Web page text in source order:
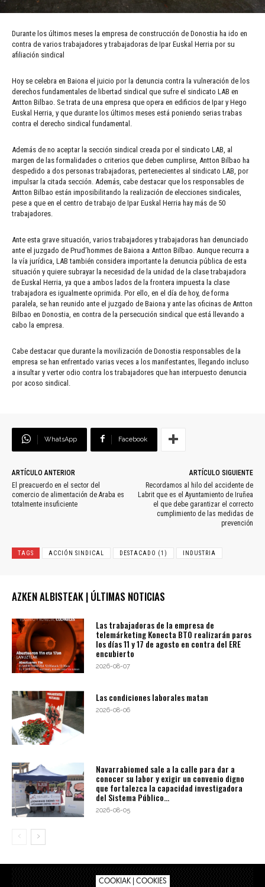
Durante los últimos meses la empresa de construcción de Donostia ha ido en
contra de varios trabajadores y trabajadoras de Ipar Euskal Herria por su
afiliación sindical
Hoy se celebra en Baiona el juicio por la denuncia contra la vulneración de los
derechos fundamentales de libertad sindical que sufre el sindicato LAB en
Antton Bilbao. Se trata de una empresa que opera en edificios de Ipar y Hego
Euskal Herria, y que durante los últimos meses está poniendo serias trabas
contra el derecho sindical fundamental.
Además de no aceptar la sección sindical creada por el sindicato LAB, al
margen de las formalidades o criterios que deben cumplirse, Antton Bilbao ha
despedido a dos personas trabajadoras, pertenecientes al sindicato LAB, por
impulsar la citada sección. Además, cabe destacar que los responsables de
Antton Bilbao están imposibilitando la realización de elecciones sindicales,
pese a que en el centro de trabajo de Ipar Euskal Herria hay más de 50
trabajadores.
Ante esta grave situación, varios trabajadores y trabajadoras han denunciado
ante el juzgado de Prud’hommes de Baiona a Antton Bilbao. Aunque recurra a
la vía jurídica, LAB también considera importante la denuncia pública de esta
situación y quiere subrayar la necesidad de la unidad de la clase trabajadora
de Euskal Herria, ya que a ambos lados de la frontera impuesta la clase
trabajadora es igualmente oprimida. Por ello, en el día de hoy, de forma
paralela, se han reunido ante el juzgado de Baiona y ante las oficinas de Antton
Bilbao en Donostia, en contra de la persecución sindical que está llevando a
cabo la empresa.
Cabe destacar que durante la movilización de Donostia responsables de la
empresa se han enfrentado varias veces a los manifestantes, llegando incluso
a insultar y verter odio contra los trabajadores que han interpuesto denuncia
por acoso sindical.
WhatsApp Facebook
ARTÍCULO ANTERIOR
El preacuerdo en el sector del
comercio de alimentación de Araba es
totalmente insuficiente
ARTÍCULO SIGUIENTE
Recordamos al hilo del accidente de
Labrit que es el Ayuntamiento de Iruñea
el que debe garantizar el correcto
cumplimiento de las medidas de
prevención
TAGS ACCIÓN SINDICAL DESTACADO (1) INDUSTRIA
AZKEN ALBISTEAK | ÚLTIMAS NOTICIAS
Las trabajadoras de la empresa de
telemárketing Konecta BTO realizarán paros
los días 11 y 17 de agosto en contra del ERE
encubierto
2026-08-07
Las condiciones laborales matan
2026-08-06
Navarrabiomed sale a la calle para dar a
conocer su labor y exigir un convenio digno
que fortalezca la capacidad investigadora
del Sistema Público...
2026-08-05
COOKIAK | COOKIES